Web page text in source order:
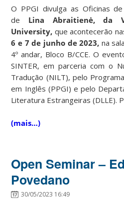
O PPGI divulga as Oficinas de
de Lina Abraitienė, da
University, que acontecerão
6 e 7 de junho de 2023, na
4º andar, Bloco B/CCE. O
SINTER, em parceria com o
Tradução (NILT), pelo
em Inglês (PPGI) e pelo
Literatura Estrangeiras (DLLE).
(mais…)
Open Seminar –
Povedano
30/05/2023 16:49